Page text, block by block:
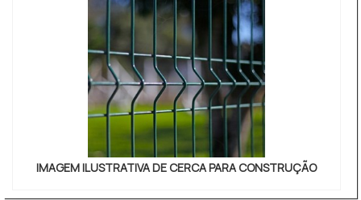
IMAGEM ILUSTRATIVA DE CERCA PARA CONSTRUÇÃO